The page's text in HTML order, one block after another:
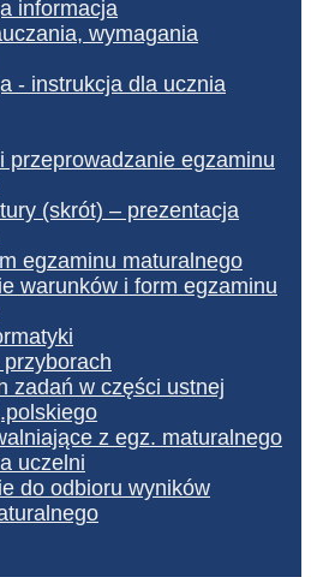
informacja
wymagania
- instrukcja dla ucznia
przeprowadzanie egzaminu
(skrót) – prezentacja
egzaminu maturalnego
warunków i form egzaminu
zadań w części ustnej
z egz. maturalnego
uczelni
do odbioru wyników